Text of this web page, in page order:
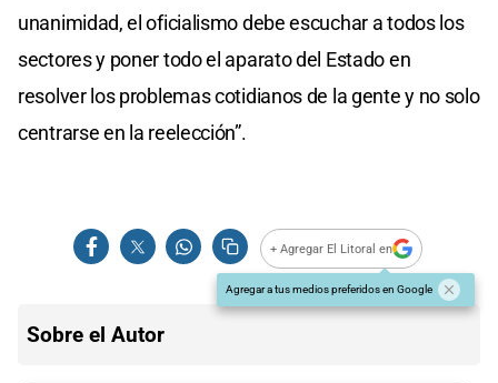
unanimidad, el oficialismo debe escuchar a todos los
sectores y poner todo el aparato del Estado en
resolver los problemas cotidianos de la gente y no solo
centrarse en la reelección”.
+ Agregar El Litoral en
Agregar a tus medios preferidos en Google
Sobre el Autor